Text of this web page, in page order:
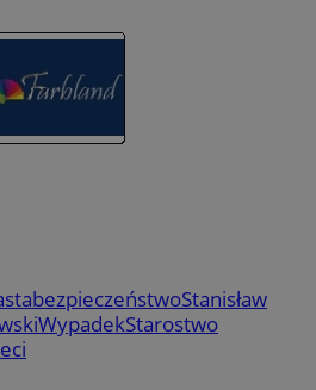
bezpieczeństwoStanisław
WypadekStarostwo